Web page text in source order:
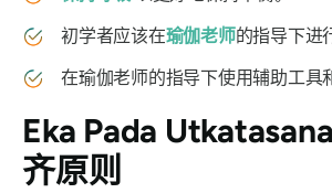
初学者应该在瑜伽老师的指导下进
在瑜伽老师的指导下使用辅助工具
Eka Pada Utkatasana
齐原则